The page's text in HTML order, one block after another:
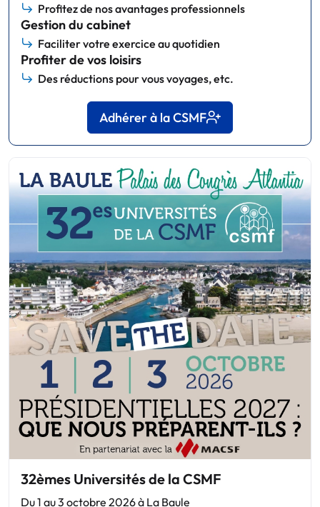
Profitez de nos avantages professionnels
Gestion du cabinet
Faciliter votre exercice au quotidien
Profiter de vos loisirs
Des réductions pour vous voyages, etc.
Adhérer à la CSMF
32èmes Universités de la CSMF
Du 1 au 3 octobre 2026 à La Baule